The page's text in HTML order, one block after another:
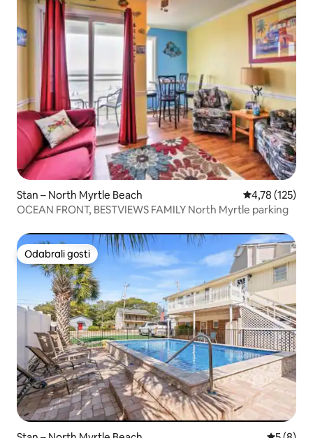
Stan – North Myrtle Beach Prosječna
4,78 (125)
OCEAN FRONT, BESTVIEWS FAMILY North Myrtle parking
Odabrali gosti
Odabrali gosti